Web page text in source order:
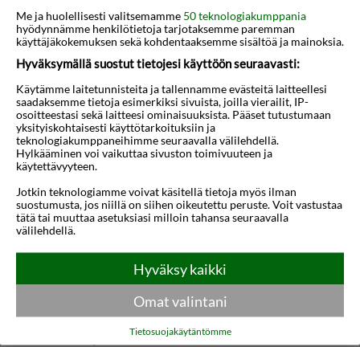
Usein kysytyt kysymykset
MAANTIEDE JA ILMASTO
Onko siellä eri aikavyöhyke kuin Suomessa?
Chios on eri aikavyöhykkeellä kuin Suomi. Kello on
yleensä 1 tunti Suomen aikaa edellä, joten kun
Suomessa kello on 12.00, Chiosilla kello on usein
Milloin on paras aika vierailla?
Me ja huolellisesti valitsemamme 50 teknologiakumppania
hyödynnämme henkilötietoja tarjotaksemme paremman
käyttäjäkokemuksen sekä kohdentaaksemme sisältöä ja mainoksia.
Hyväksymällä suostut tietojesi käyttöön seuraavasti:
Käytämme laitetunnisteita ja tallennamme evästeitä laitteellesi
saadaksemme tietoja esimerkiksi sivuista, joilla vierailit, IP-
osoitteestasi sekä laitteesi ominaisuuksista. Pääset tutustumaan
yksityiskohtaisesti käyttötarkoituksiin ja
teknologiakumppaneihimme seuraavalla välilehdellä.
Hylkääminen voi vaikuttaa sivuston toimivuuteen ja
käytettävyyteen.
Jotkin teknologiamme voivat käsitellä tietoja myös ilman
suostumusta, jos niillä on siihen oikeutettu peruste. Voit vastustaa
tätä tai muuttaa asetuksiasi milloin tahansa seuraavalla
välilehdellä.
Hyväksy kaikki
Omat valintani
Tietosuojakäytäntömme